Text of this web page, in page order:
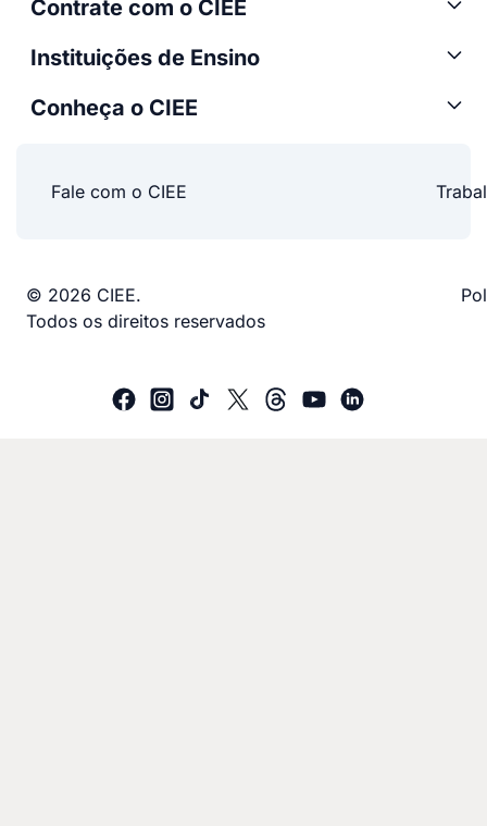
Contrate com o CIEE
Instituições de Ensino
Conheça o CIEE
Fale com o CIEE
© 2026 CIEE.
Todos os direitos reservados